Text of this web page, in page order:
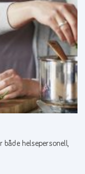
helsepersonell,